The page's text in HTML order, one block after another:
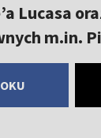
Lucasa